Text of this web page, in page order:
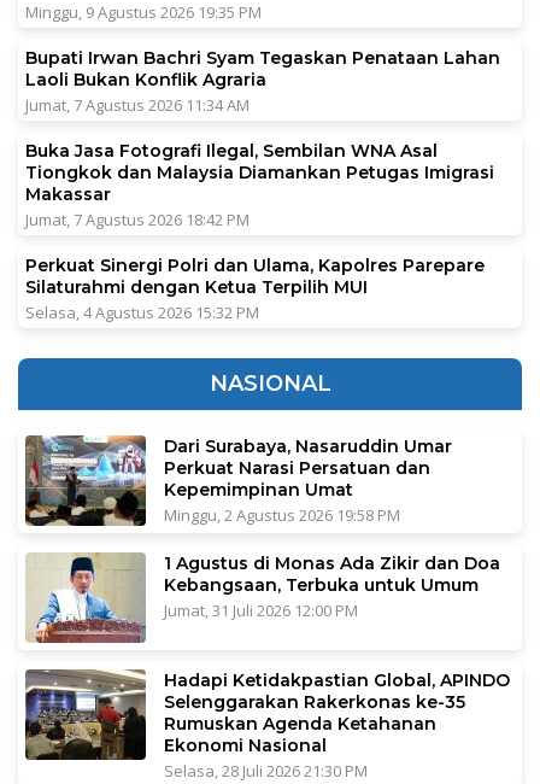
Minggu, 9 Agustus 2026 19:35 PM
Bupati Irwan Bachri Syam Tegaskan Penataan Lahan
Laoli Bukan Konflik Agraria
Jumat, 7 Agustus 2026 11:34 AM
Buka Jasa Fotografi Ilegal, Sembilan WNA Asal
Tiongkok dan Malaysia Diamankan Petugas Imigrasi
Makassar
Jumat, 7 Agustus 2026 18:42 PM
Perkuat Sinergi Polri dan Ulama, Kapolres Parepare
Silaturahmi dengan Ketua Terpilih MUI
Selasa, 4 Agustus 2026 15:32 PM
NASIONAL
Dari Surabaya, Nasaruddin Umar
Perkuat Narasi Persatuan dan
Kepemimpinan Umat
Minggu, 2 Agustus 2026 19:58 PM
1 Agustus di Monas Ada Zikir dan Doa
Kebangsaan, Terbuka untuk Umum
Jumat, 31 Juli 2026 12:00 PM
Hadapi Ketidakpastian Global, APINDO
Selenggarakan Rakerkonas ke-35
Rumuskan Agenda Ketahanan
Ekonomi Nasional
Selasa, 28 Juli 2026 21:30 PM